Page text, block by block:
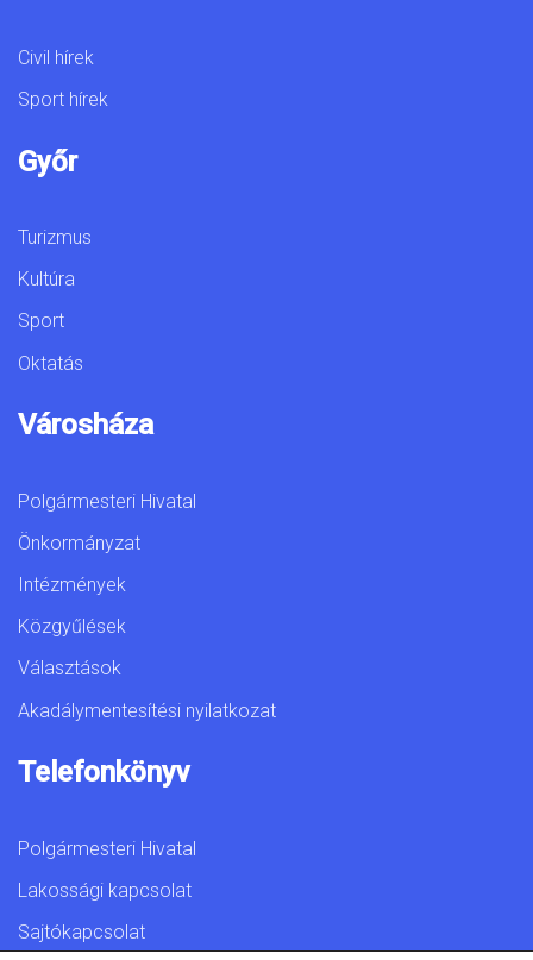
Civil hírek
Sport hírek
Győr
Turizmus
Kultúra
Sport
Oktatás
Városháza
Polgármesteri Hivatal
Önkormányzat
Intézmények
Közgyűlések
Választások
Akadálymentesítési nyilatkozat
Telefonkönyv
Polgármesteri Hivatal
Lakossági kapcsolat
Sajtókapcsolat